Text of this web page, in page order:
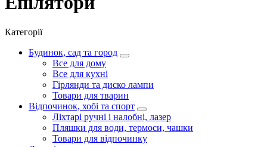
Категорії
Будинок, сад та город
Все для дому
Все для кухні
Гірлянди та диско лампи
Товари для тварин
Відпочинок, хобі та спорт
Ліхтарі ручні і налобні, лазер
Пляшки для води, термоси, чашки
Товари для відпочинку